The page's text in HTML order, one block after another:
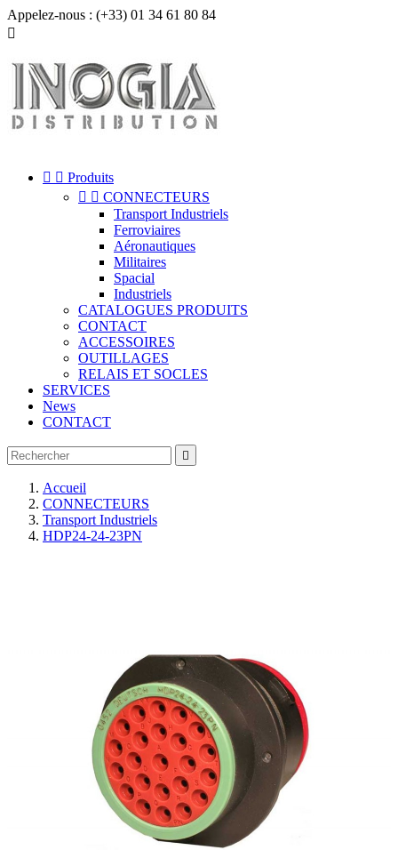
Appelez-nous : (+33) 01 34 61 80 84

  Produits
  CONNECTEURS
Transport Industriels
Ferroviaires
Aéronautiques
Militaires
Spacial
Industriels
CATALOGUES PRODUITS
CONTACT
ACCESSOIRES
OUTILLAGES
RELAIS ET SOCLES
SERVICES
News
CONTACT

Accueil
CONNECTEURS
Transport Industriels
HDP24-24-23PN